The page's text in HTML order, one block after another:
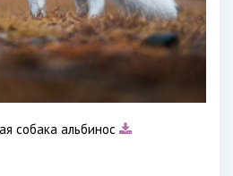
собака альбинос